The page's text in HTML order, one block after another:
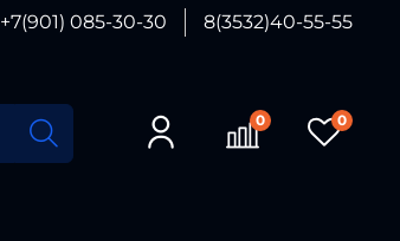
+7(901) 085-30-30 8(3532)40-55-55
0 0